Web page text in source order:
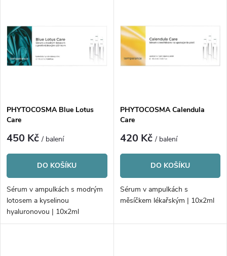
e
n
p
r
o
d
u
Abecedně
ý
p
s
p
r
o
d
u
PHYTOCOSMA Blue Lotus
Care
450 Kč/ balení
DO KOŠÍKU
Sérum v ampulkách s modrým
lotosem a kyselinou
hyaluronovou | 10x2ml
PHYTOCOSMA Calendula
Care
420 Kč/ balení
DO KOŠÍKU
Sérum v ampulkách s
měsíčkem lékařským | 10x2ml